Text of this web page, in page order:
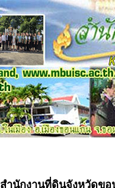
สำนักงานที่ดินจังหวัดข